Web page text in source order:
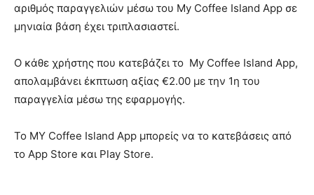
αριθμός παραγγελιών μέσω του My Coffee Island App σε
μηνιαία βάση έχει τριπλασιαστεί.
Ο κάθε χρήστης που κατεβάζει το My Coffee Island App,
απολαμβάνει έκπτωση αξίας €2.00 με την 1η του
παραγγελία μέσω της εφαρμογής.
Το MY Coffee Island App μπορείς να το κατεβάσεις από
το App Store και Play Store.